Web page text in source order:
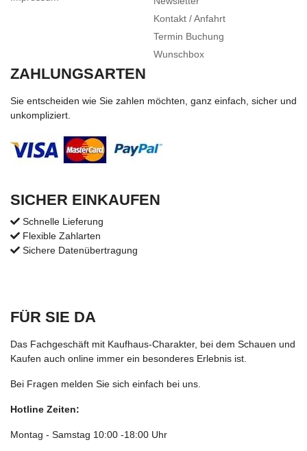
Kontakt / Anfahrt
Termin Buchung
Wunschbox
ZAHLUNGSARTEN
Sie entscheiden wie Sie zahlen möchten, ganz einfach, sicher und
unkompliziert.
SICHER EINKAUFEN
Schnelle Lieferung
Flexible Zahlarten
Sichere Datenübertragung
FÜR SIE DA
Das Fachgeschäft mit Kaufhaus-Charakter, bei dem Schauen und
Kaufen auch online immer ein besonderes Erlebnis ist.
Bei Fragen melden Sie sich einfach bei uns.
Hotline Zeiten:
Montag - Samstag 10:00 -18:00 Uhr